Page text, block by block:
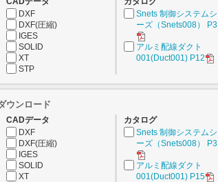
DXF
DXF(圧縮)
IGES
SOLID
XT
STP
Snets 制御システムシ
ーズ（Snets008）
アルミ配線ダクト
001(Duct001) P12
ウンロード
CADデータ
DXF
DXF(圧縮)
IGES
SOLID
XT
カタログ
Snets 制御システムシ
ーズ（Snets008）
アルミ配線ダクト
001(Duct001) P15